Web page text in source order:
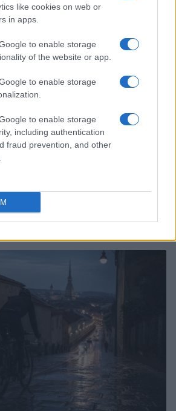
like cookies on web or
in apps.
to enable storage
of the website or app.
to enable storage
to enable storage
including authentication
fraud prevention, and other
tutto ciò che devi sapere
Perugia